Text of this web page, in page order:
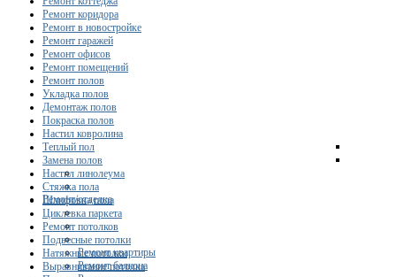
Ремонт/отделка
Ремонт квартиры
Ремонт балкона
Ремонт коридора
Ремонт в новостройке
Ремонт гаражей
Ремонт офисов
Ремонт помещений
Ремонт полов
Укладка полов
Демонтаж полов
Покраска полов
Настил ковролина
Теплый пол
Замена полов
Настил линолеума
Стяжка пола
Шлифовка пола
Циклевка паркета
Ремонт потолков
Подвесные потолки
Натяжные потолки
Выравнивание потолка